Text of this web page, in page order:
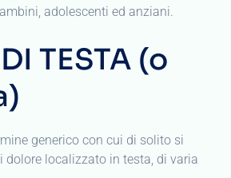
adolescenti ed anziani.
TESTA (o
generico con cui di solito si
dolore localizzato in testa, di varia